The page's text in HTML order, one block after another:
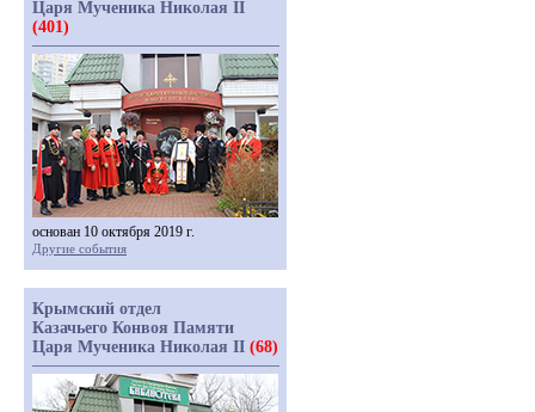
Царя Мученика Николая II
(401)
основан 10 октября 2019 г.
Другие события
Крымский отдел
Казачьего Конвоя Памяти
Царя Мученика Николая II (68)